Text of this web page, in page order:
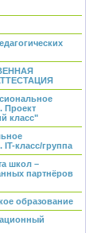
Проект
класс"
IT-класс/группа
школ –
партнёров
образование